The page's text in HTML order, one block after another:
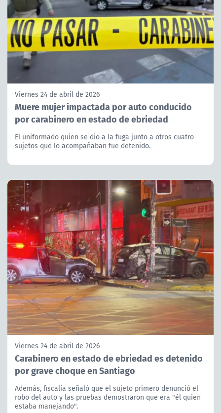
Viernes 24 de abril de 2026
Muere mujer impactada por auto conducido
por carabinero en estado de ebriedad
El uniformado quien se dio a la fuga junto a otros cuatro
sujetos que lo acompañaban fue detenido.
Viernes 24 de abril de 2026
Carabinero en estado de ebriedad es detenido
por grave choque en Santiago
Además, fiscalía señaló que el sujeto primero denunció el
robo del auto y las pruebas demostraron que era "él quien
estaba manejando".